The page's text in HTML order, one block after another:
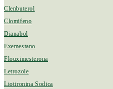
Clenbuterol
Clomifeno
Dianabol
Exemestano
Flouximesterona
Letrozole
Liotironina Sodica